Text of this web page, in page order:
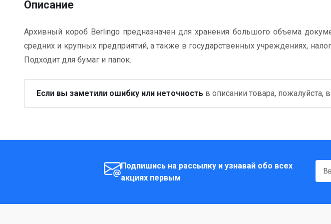
Описание
Архивный короб Berlingo предназначен для хранения большого объема
средних и крупных предприятий, а также в государственных учреждениях,
Подходит для бумаг и папок.
Если вы заметили ошибку или неточность в описании товара, пожалуйста,
Подпишись на рассылку и узнавай обо всех
акциях первым